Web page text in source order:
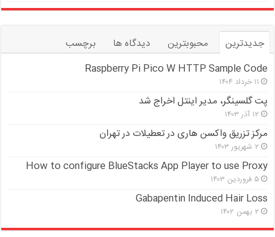
جدیدترین محبوبترین دیدگاه ها
برچسب
Raspberry Pi Pico W HTTP Sample Code
۱۱ خرداد ۱۴۰۴
پت گلسینگر، مدیر اینتل اخراج شد
۱۲ آذر ۱۴۰۳
مرکز تزریق واکسن هاری در تعطیلات در تهران
۲ شهریور ۱۴۰۳
How to configure BlueStacks App Player to use Proxy
۵ فروردین ۱۴۰۳
Gabapentin Induced Hair Loss
۲ بهمن ۱۴۰۲